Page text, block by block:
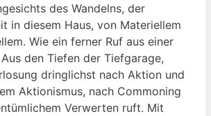
des Wandelns, der
in diesem Haus, von Materiellem
Wie ein ferner Ruf aus einer
den Tiefen der Tiefgarage,
dringlichst nach Aktion und
Aktionismus, nach Commoning
Verwerten ruft. Mit